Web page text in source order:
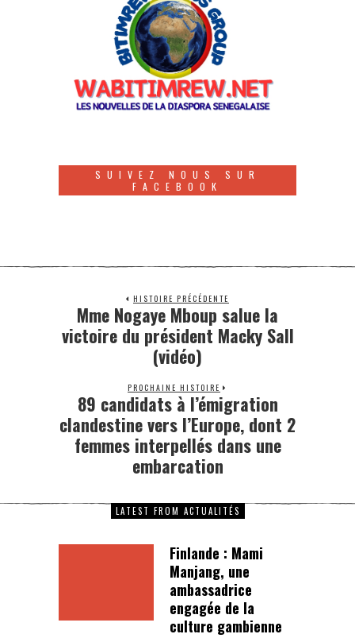
SUIVEZ NOUS SUR
FACEBOOK
HISTOIRE PRÉCÉDENTE
Mme Nogaye Mboup salue la
victoire du président Macky Sall
(vidéo)
PROCHAINE HISTOIRE
89 candidats à l’émigration
clandestine vers l’Europe, dont 2
femmes interpellés dans une
embarcation
LATEST FROM ACTUALITÉS
Finlande : Mami
Manjang, une
ambassadrice
engagée de la
culture gambienne